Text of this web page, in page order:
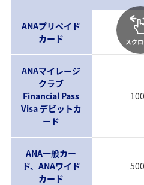
ANAプリペイド
カード
ANAマイレージ
クラブ
Financial Pass
Visa デビットカ
ード
ANA一般カー
ド、ANAワイド
カード
スク